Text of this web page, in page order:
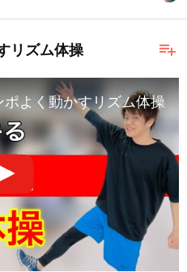
playlist_add
リズム体操
よく動かすリズム体操【